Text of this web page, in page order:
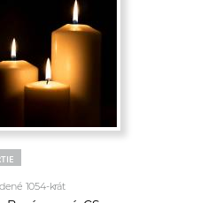
1054-krát